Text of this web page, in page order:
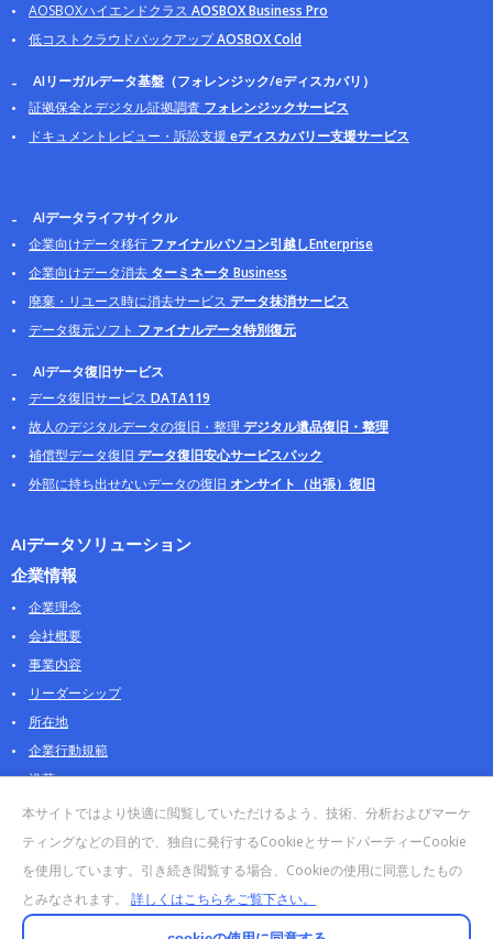
AOSBOXハイエンドクラス AOSBOX Business Pro
低コストクラウドバックアップAOSBOX Cold
AIリーガルデータ基盤（フォレンジック/eディスカバリ）
証拠保全とデジタル証拠調査 フォレンジックサービス
ドキュメントレビュー・訴訟支援eディスカバリー支援サービス
AIデータライフサイクル
企業向けデータ移行 ファイナルパソコン引越しEnterprise
企業向けデータ消去 ターミネータ Business
廃棄・リユース時に消去サービス データ抹消サービス
データ復元ソフト ファイナルデータ特別復元
AIデータ復旧サービス
データ復旧サービス DATA119
故人のデジタルデータの復旧・整理デジタル遺品復旧・整理
補償型データ復旧 データ復旧安心サービスパック
外部に持ち出せないデータの復旧 オンサイト（出張）復旧
AIデータソリューション
企業情報
企業理念
会社概要
事業内容
リーダーシップ
所在地
企業行動規範
沿革
採用情報
パートナー
お問合せ・販売
法人お問合せについて
本サイトではより快適に閲覧していただけるよう、技術、分析およびマーケ
ティングなどの目的で、独自に発行するCookieとサードパーティーCookie
を使用しています。引き続き閲覧する場合、Cookieの使用に同意したもの
とみなされます。 詳しくはこちらをご覧下さい。